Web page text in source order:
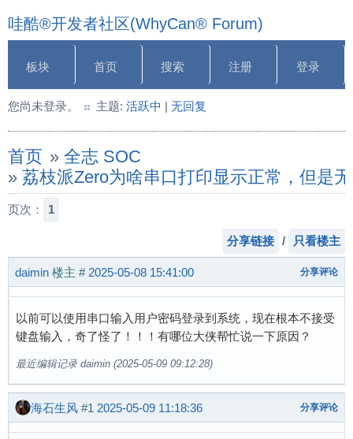
哇酷®开发者社区(WhyCan® Forum)
板块 首页 搜索 注册 登录
您尚未登录。 主题: 活跃中 | 无回复
首页 » 全志 SOC
» 荔枝派Zero为啥串口打印显示正常，但是
页次： 1
分享链接 / 只看楼主
daimin 楼主 # 2025-05-08 15:41:00 分享评论
以前可以使用串口输入用户密码登录到系统，现在根本不接受
键盘输入，奇了怪了！！！有哪位大侠帮忙说一下原因？
最近编辑记录 daimin (2025-05-09 09:12:28)
海石生风 #1 2025-05-09 11:18:36 分享评论